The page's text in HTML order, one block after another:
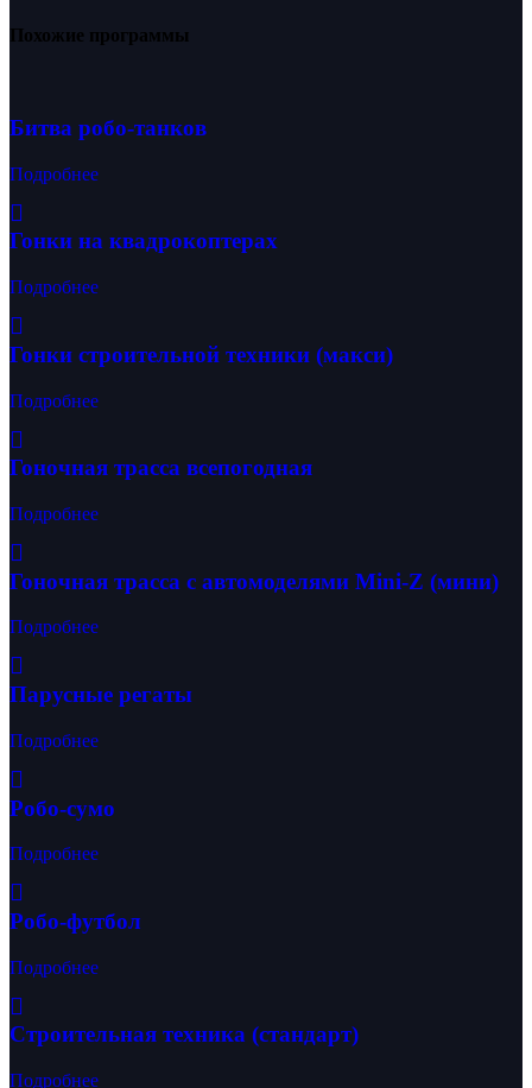
Похожие программы
Битва робо-танков
Подробнее
Гонки на квадрокоптерах
Подробнее
Гонки строительной техники (макси)
Подробнее
Гоночная трасса всепогодная
Подробнее
Гоночная трасса с автомоделями Mini-Z (мини)
Подробнее
Парусные регаты
Подробнее
Робо-сумо
Подробнее
Робо-футбол
Подробнее
Строительная техника (стандарт)
Подробнее